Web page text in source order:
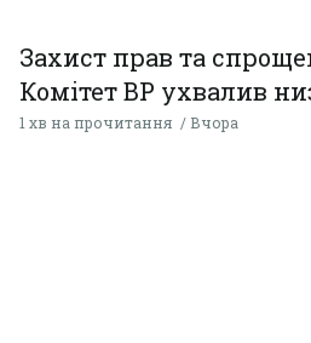
Захист прав та
Комітет ВР ухвалив
1 хв на прочитання Вчора